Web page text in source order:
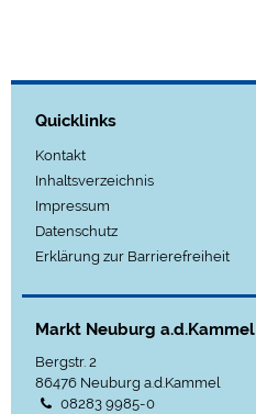
Quicklinks
Kontakt
Inhaltsverzeichnis
Impressum
Datenschutz
Erklärung zur Barrierefreiheit
Markt Neuburg a.d.Kammel
Bergstr. 2
86476 Neuburg a.d.Kammel
08283 9985-0